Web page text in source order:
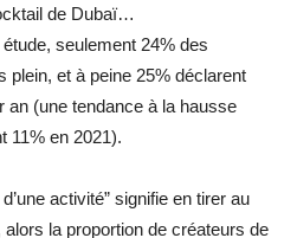
de Dubaï…
seulement 24% des
plein, et à peine 25% déclarent
an (une tendance à la hausse
11% en 2021).
activité” signifie en tirer au
la proportion de créateurs de